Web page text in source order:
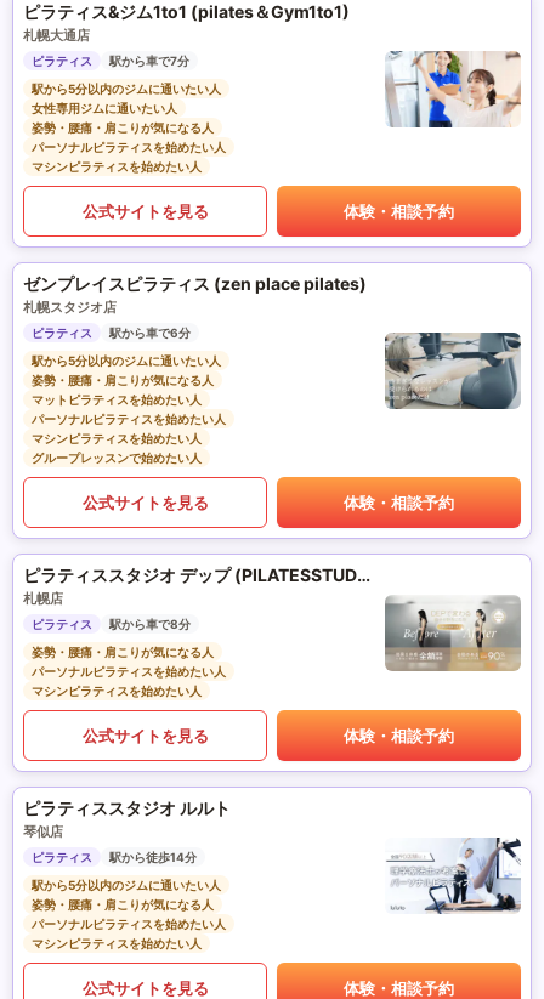
ピラティス&ジム1to1 (pilates＆Gym1to1)
札幌大通店
ピラティス
駅から車で7分
駅から5分以内のジムに通いたい人
女性専用ジムに通いたい人
姿勢・腰痛・肩こりが気になる人
パーソナルピラティスを始めたい人
マシンピラティスを始めたい人
公式サイトを見る 体験・相談予約
ゼンプレイスピラティス (zen place pilates)
札幌スタジオ店
ピラティス
駅から車で6分
駅から5分以内のジムに通いたい人
姿勢・腰痛・肩こりが気になる人
マットピラティスを始めたい人
パーソナルピラティスを始めたい人
マシンピラティスを始めたい人
グループレッスンで始めたい人
公式サイトを見る 体験・相談予約
ピラティススタジオ デップ (PILATESSTUDIO DEP)
札幌店
ピラティス
駅から車で8分
姿勢・腰痛・肩こりが気になる人
パーソナルピラティスを始めたい人
マシンピラティスを始めたい人
公式サイトを見る 体験・相談予約
ピラティススタジオ ルルト
琴似店
ピラティス
駅から徒歩14分
駅から5分以内のジムに通いたい人
姿勢・腰痛・肩こりが気になる人
パーソナルピラティスを始めたい人
マシンピラティスを始めたい人
公式サイトを見る 体験・相談予約